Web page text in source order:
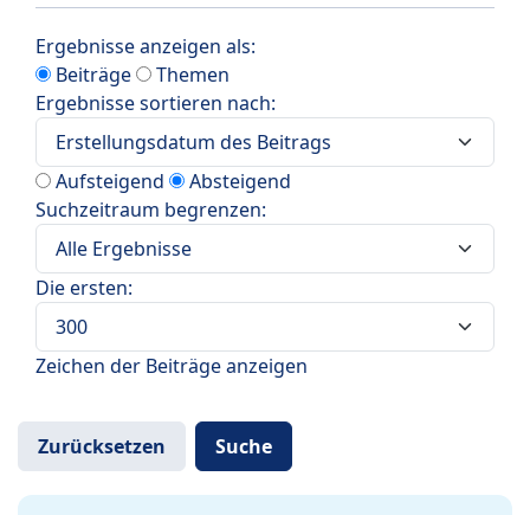
Ergebnisse anzeigen als:
Beiträge
Themen
Ergebnisse sortieren nach:
Aufsteigend
Absteigend
Suchzeitraum begrenzen:
Die ersten:
Zeichen der Beiträge anzeigen